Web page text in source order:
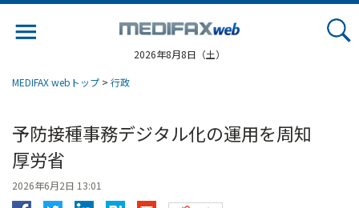
2026年8月8日（土）
MEDIFAX webトップ > 行政
予防接種事務デジタル化の運用を周知
厚労省
2026年6月2日 13:01